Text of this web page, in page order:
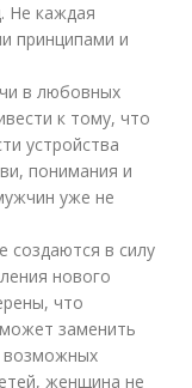
Не каждая
принципами и
в любовных
к тому, что
устройства
понимания и
уже не
создаются в силу
нового
что
заменить
возможных
женщина не